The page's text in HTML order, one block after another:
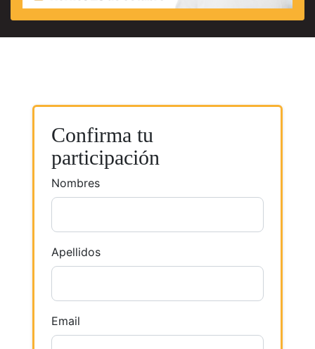
Confirma tu
participación
Nombres
Apellidos
Email